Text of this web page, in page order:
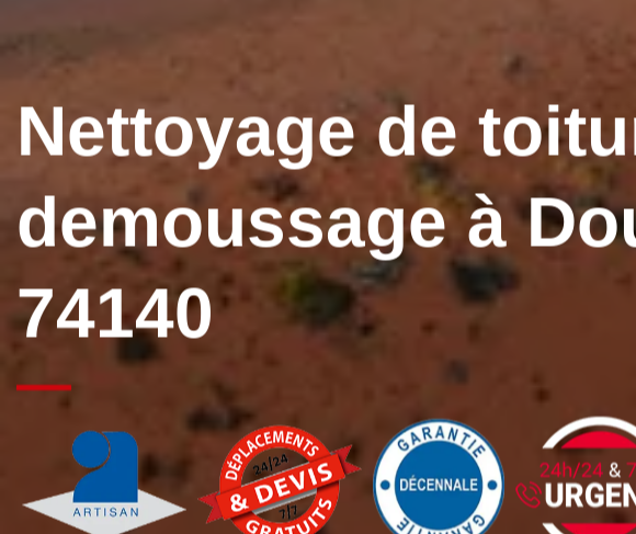
Nettoyage de
demoussage à
74140